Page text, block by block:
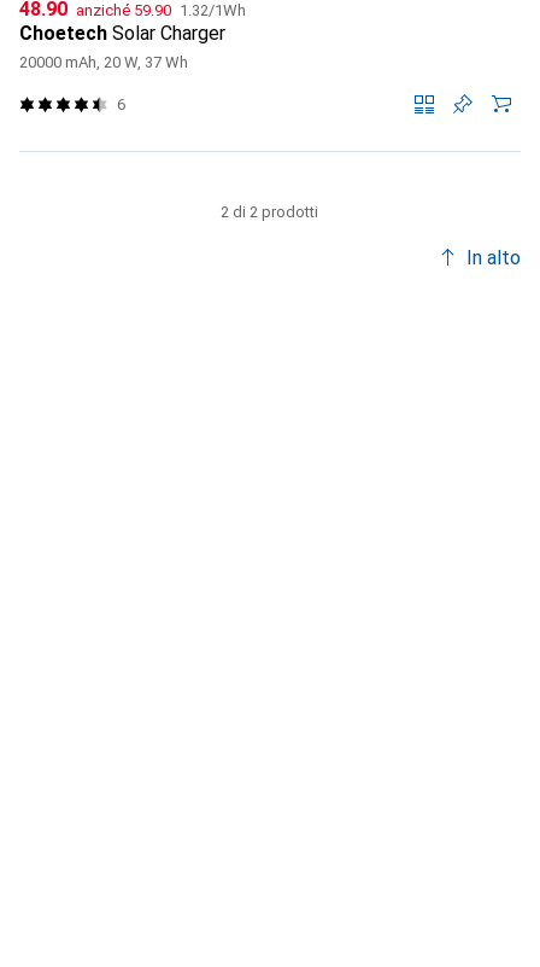
CHF
48.90 anziché CHF
59.90 CHF
1.32/1Wh
Choetech Solar Charger
20000 mAh, 20 W, 37 Wh
6
2 di 2 prodotti
In alto